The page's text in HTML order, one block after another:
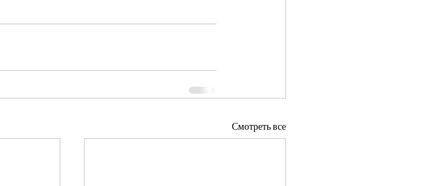
Смотреть все